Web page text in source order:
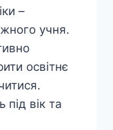
–
учня.
освітнє
вік та